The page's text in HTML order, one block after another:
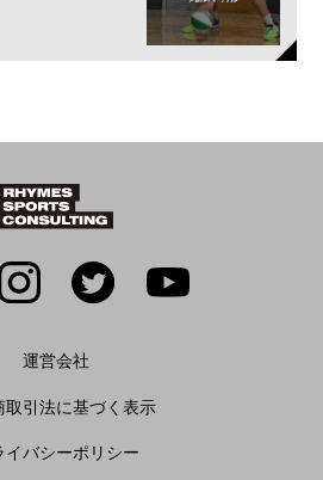
運営会社
取引法に基づく表示
イバシーポリシー